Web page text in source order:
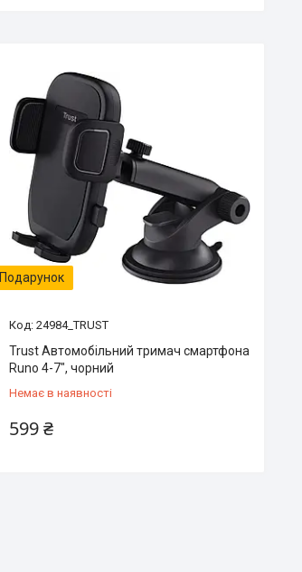
Подарунок
24984_TRUST
Trust Автомобільний тримач смартфона
Runo 4-7", чорний
Немає в наявності
599 ₴